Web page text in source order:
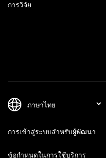
การวิจัย
การเข้าสู่ระบบสำหรับผู้พัฒนา
ข้อกำหนดในการใช้บริการ